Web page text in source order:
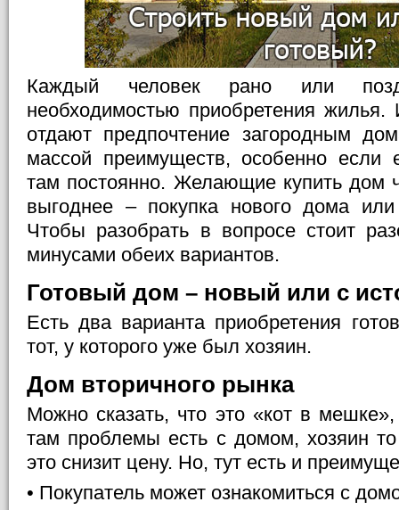
Каждый человек рано или
необходимостью приобретения
отдают предпочтение загородным
массой преимуществ, особенно если
там постоянно. Желающие купить дом
выгоднее – покупка нового дома или
Чтобы разобрать в вопросе стоит
минусами обеих вариантов.
Готовый дом – новый или с
Есть два варианта приобретения
тот, у которого уже был хозяин.
Дом вторичного рынка
Можно сказать, что это «кот в мешке»,
там проблемы есть с домом, хозяин
это снизит цену. Но, тут есть и
• Покупатель может ознакомиться с